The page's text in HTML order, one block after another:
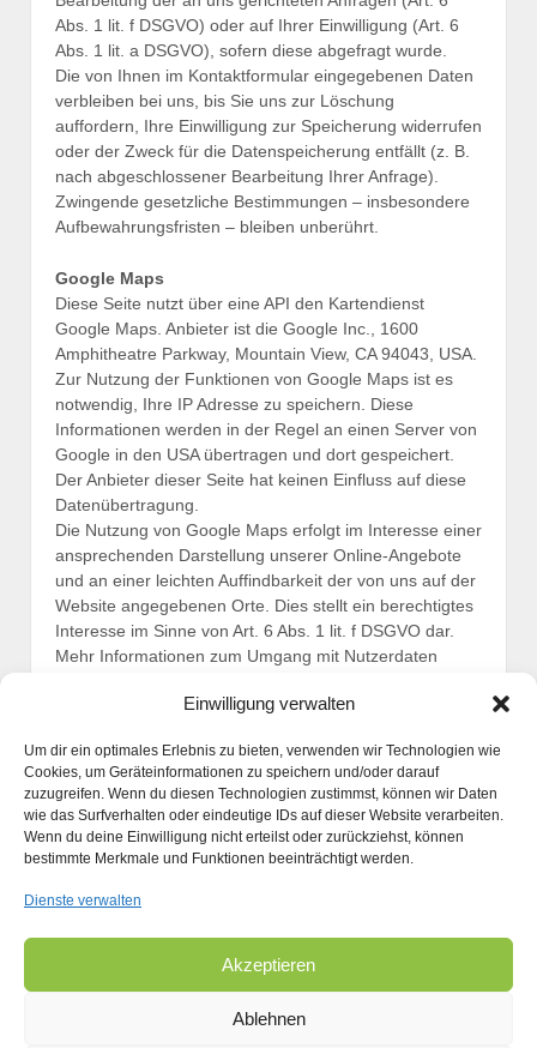
Einwilligung verwalten
Um dir ein optimales Erlebnis zu bieten, verwenden wir Technologien wie
Cookies, um Geräteinformationen zu speichern und/oder darauf
zuzugreifen. Wenn du diesen Technologien zustimmst, können wir Daten
wie das Surfverhalten oder eindeutige IDs auf dieser Website verarbeiten.
Wenn du deine Einwilligung nicht erteilst oder zurückziehst, können
bestimmte Merkmale und Funktionen beeinträchtigt werden.
Dienste verwalten
Akzeptieren
Ablehnen
Abs. 1 lit. f DSGVO) oder auf Ihrer Einwilligung (Art. 6
Abs. 1 lit. a DSGVO), sofern diese abgefragt wurde.
Die von Ihnen im Kontaktformular eingegebenen Daten
verbleiben bei uns, bis Sie uns zur Löschung
auffordern, Ihre Einwilligung zur Speicherung widerrufen
oder der Zweck für die Datenspeicherung entfällt (z. B.
nach abgeschlossener Bearbeitung Ihrer Anfrage).
Zwingende gesetzliche Bestimmungen – insbesondere
Aufbewahrungsfristen – bleiben unberührt.
Google Maps
Diese Seite nutzt über eine API den Kartendienst
Google Maps. Anbieter ist die Google Inc., 1600
Amphitheatre Parkway, Mountain View, CA 94043, USA.
Zur Nutzung der Funktionen von Google Maps ist es
notwendig, Ihre IP Adresse zu speichern. Diese
Informationen werden in der Regel an einen Server von
Google in den USA übertragen und dort gespeichert.
Der Anbieter dieser Seite hat keinen Einfluss auf diese
Datenübertragung.
Die Nutzung von Google Maps erfolgt im Interesse einer
ansprechenden Darstellung unserer Online-Angebote
und an einer leichten Auffindbarkeit der von uns auf der
Website angegebenen Orte. Dies stellt ein berechtigtes
Interesse im Sinne von Art. 6 Abs. 1 lit. f DSGVO dar.
Mehr Informationen zum Umgang mit Nutzerdaten
https://www.google.de/intl/de/policies/privacy/
Quelle:https://www.datenschutz.org